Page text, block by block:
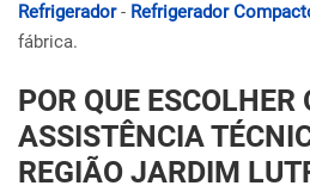
Refrigerador- Refrigerador
fábrica.
POR QUE ESCOLHER
ASSISTÊNCIA
REGIÃO JARDIM